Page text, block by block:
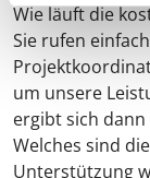
Wie läuft die
Sie rufen
um unsere
ergibt sich
Welches sind
Unterstützung